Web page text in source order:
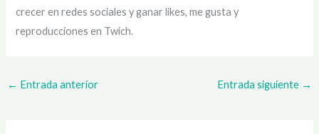
crecer en redes sociales y ganar likes, me gusta y
reproducciones en Twich.
← Entrada anterior Entrada siguiente →